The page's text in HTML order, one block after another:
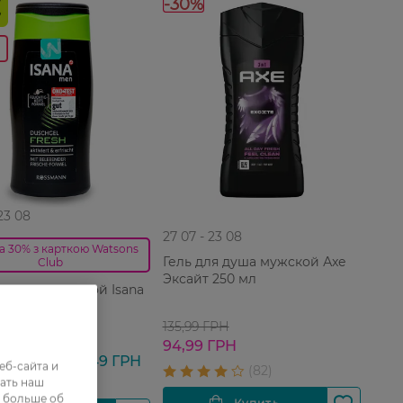
08
30% з карткою Watsons
Club
душа мужской Isana
87,49 ГРН
27 07 - 23 08
Гель для душа мужской Аxe
Эксайт 250 мл
135,99 ГРН
94,99 ГРН
сайта и
наш
больше об